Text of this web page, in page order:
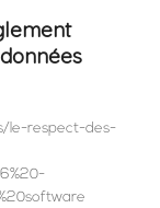
le-respect-des-